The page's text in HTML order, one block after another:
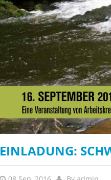
EINLADUNG: